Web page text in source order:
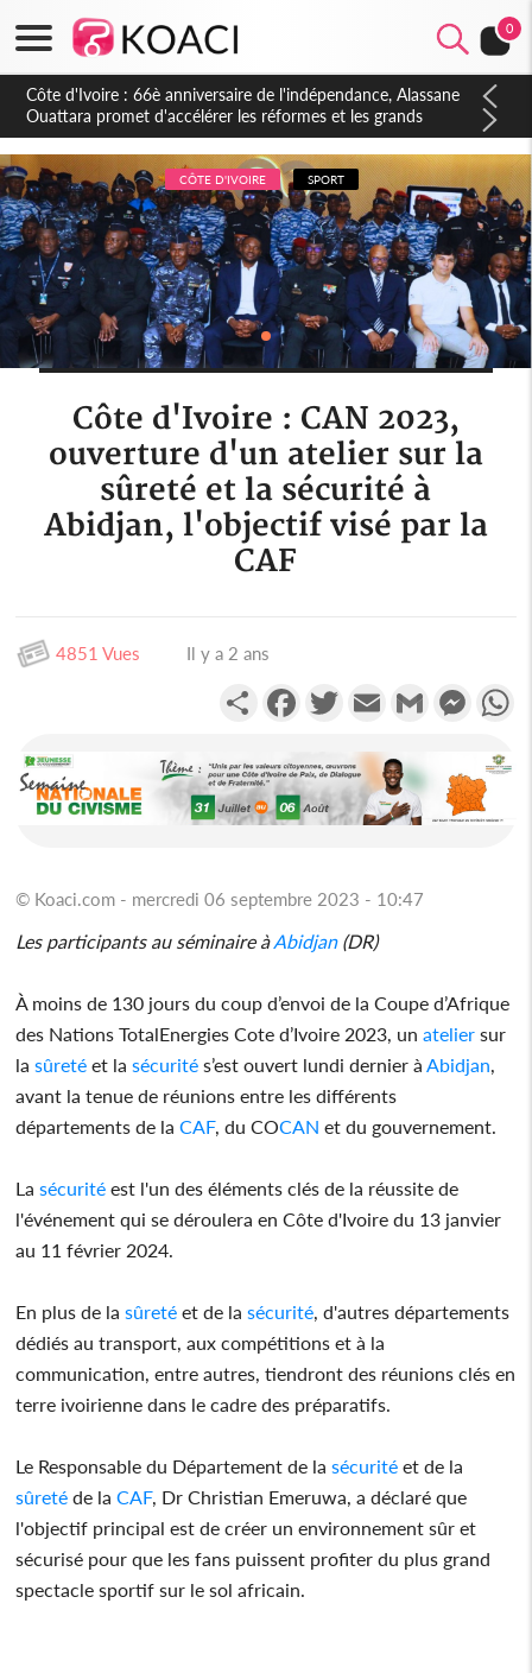
0
Côte d'Ivoire : À Abidjan, Amadou Oury Bah admire le modèle
ivoirien et veut s'en inspirer pour accélérer le développement
de la Guinée
CÔTE D'IVOIRE SPORT
Côte d'Ivoire : CAN 2023,
ouverture d'un atelier sur la
sûreté et la sécurité à
Abidjan, l'objectif visé par la
CAF
4851 Vues Il y a 2 ans
PartagerFacebookTwitterEmail Gmail
© Koaci.com - mercredi 06 septembre 2023 - 10:47
Les participants au séminaire àAbidjan(DR)
À moins de 130 jours du coup d’envoi de la Coupe d’Afrique
des Nations TotalEnergies Cote d’Ivoire 2023, unatelier sur
lasûreté et lasécurité s’est ouvert lundi dernier àAbidjan,
avant la tenue de réunions entre les différents
départements de laCAF, du COCAN et du gouvernement.
Lasécurité est l'un des éléments clés de la réussite de
l'événement qui se déroulera en Côte d'Ivoire du 13 janvier
au 11 février 2024.
En plus de lasûreté et de lasécurité, d'autres départements
dédiés au transport, aux compétitions et à la
communication, entre autres, tiendront des réunions clés en
terre ivoirienne dans le cadre des préparatifs.
Le Responsable du Département de lasécurité et de la
sûreté de laCAF, Dr Christian Emeruwa, a déclaré que
l'objectif principal est de créer un environnement sûr et
sécurisé pour que les fans puissent profiter du plus grand
spectacle sportif sur le sol africain.